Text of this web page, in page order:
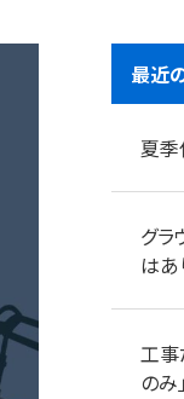
最近
夏
グラ
はあ
工事
のみ